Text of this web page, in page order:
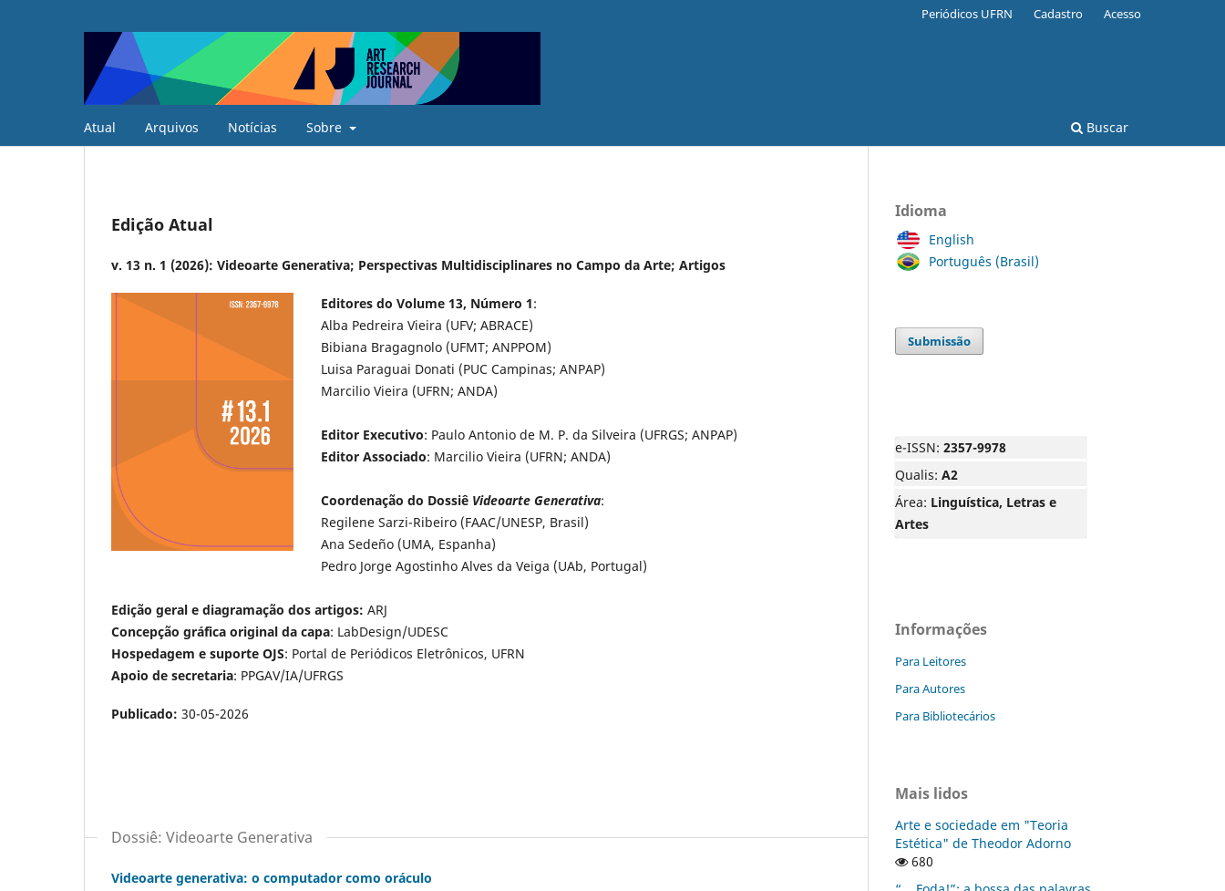
Atual Arquivos Notícias Sobre Buscar
Periódicos UFRN Cadastro Acesso
Edição Atual
v. 13 n. 1 (2026): Videoarte Generativa; Perspectivas Multidisciplinares no Campo da Arte; Artigos
Editores do Volume 13, Número 1:
Alba Pedreira Vieira (UFV; ABRACE)
Bibiana Bragagnolo (UFMT; ANPPOM)
Luisa Paraguai Donati (PUC Campinas; ANPAP)
Marcilio Vieira (UFRN; ANDA)
Editor Executivo: Paulo Antonio de M. P. da Silveira (UFRGS; ANPAP)
Editor Associado: Marcilio Vieira (UFRN; ANDA)
Coordenação do Dossiê Videoarte Generativa:
Regilene Sarzi-Ribeiro (FAAC/UNESP, Brasil)
Ana Sedeño (UMA, Espanha)
Pedro Jorge Agostinho Alves da Veiga (UAb, Portugal)
Edição geral e diagramação dos artigos: ARJ
Concepção gráfica original da capa: LabDesign/UDESC
Hospedagem e suporte OJS: Portal de Periódicos Eletrônicos, UFRN
Apoio de secretaria: PPGAV/IA/UFRGS
Publicado: 30-05-2026
Dossiê: Videoarte Generativa
Videoarte generativa: o computador como oráculo
Idioma
English
Português (Brasil)
Submissão
e-ISSN: 2357-9978
Qualis: A2
Área: Linguística, Letras e
Artes
Informações
Para Leitores
Para Autores
Para Bibliotecários
Mais lidos
Arte e sociedade em "Teoria
Estética" de Theodor Adorno
680